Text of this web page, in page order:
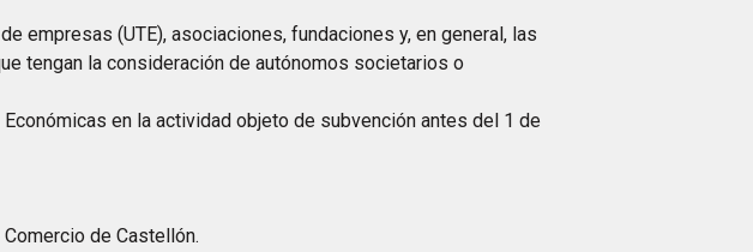
empresas (UTE), asociaciones, fundaciones y, en general, las
tengan la consideración de autónomos societarios o
en la actividad objeto de subvención antes del 1 de
de Castellón.